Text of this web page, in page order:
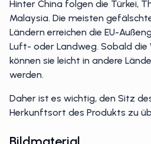
Hinter China folgen die Türkei,
Malaysia. Die meisten
Ländern erreichen die EU-
Luft- oder Landweg. Sobald die
können sie leicht in andere
werden.
Daher ist es wichtig, den Sitz
Herkunftsort des Produkts zu